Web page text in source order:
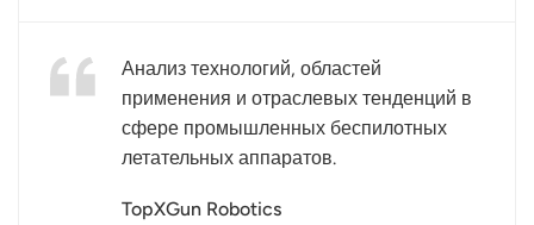
Анализ технологий, областей
применения и отраслевых тенденций в
сфере промышленных беспилотных
летательных аппаратов.
TopXGun Robotics